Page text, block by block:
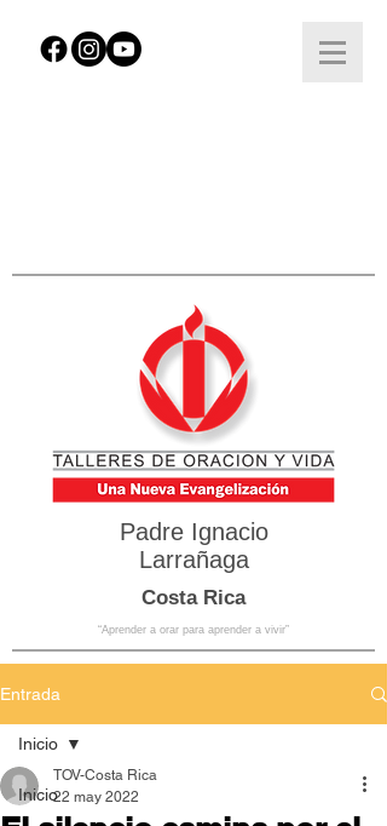
Padre Ignacio
Larrañaga
Costa Rica
“Aprender a orar para aprender a vivir”
Entrada
Inicio
Inicio
TOV-Costa Rica
22 may 2022